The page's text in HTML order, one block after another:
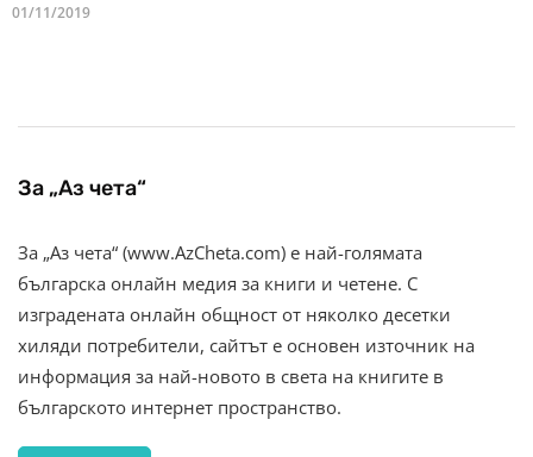
01/11/2019
За „Аз чета“
За „Аз чета“ (www.AzCheta.com) е най-голямата
българска онлайн медия за книги и четене. С
изградената онлайн общност от няколко десетки
хиляди потребители, сайтът е основен източник на
информация за най-новото в света на книгите в
българското интернет пространство.